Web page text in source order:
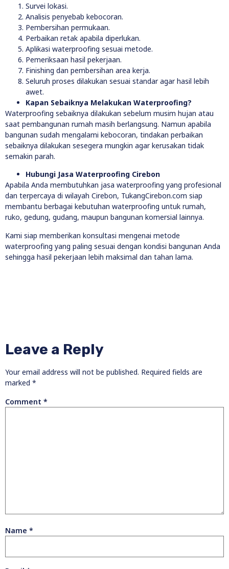
Survei lokasi.
Analisis penyebab kebocoran.
Pembersihan permukaan.
Perbaikan retak apabila diperlukan.
Aplikasi waterproofing sesuai metode.
Pemeriksaan hasil pekerjaan.
Finishing dan pembersihan area kerja.
Seluruh proses dilakukan sesuai standar agar hasil lebih
awet.
Kapan Sebaiknya Melakukan Waterproofing?
Waterproofing sebaiknya dilakukan sebelum musim hujan atau
saat pembangunan rumah masih berlangsung. Namun apabila
bangunan sudah mengalami kebocoran, tindakan perbaikan
sebaiknya dilakukan sesegera mungkin agar kerusakan tidak
semakin parah.
Hubungi Jasa Waterproofing Cirebon
Apabila Anda membutuhkan jasa waterproofing yang profesional
dan terpercaya di wilayah Cirebon, TukangCirebon.com siap
membantu berbagai kebutuhan waterproofing untuk rumah,
ruko, gedung, gudang, maupun bangunan komersial lainnya.
Kami siap memberikan konsultasi mengenai metode
waterproofing yang paling sesuai dengan kondisi bangunan Anda
sehingga hasil pekerjaan lebih maksimal dan tahan lama.
Leave a Reply
Your email address will not be published. Required fields are
marked *
Comment *
Name *